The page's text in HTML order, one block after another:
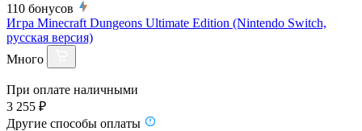
110 бонусов
Игра Minecraft Dungeons Ultimate Edition (Nintendo Switch,
русская версия)
Много
При оплате наличными
3 255 ₽
Другие способы оплаты